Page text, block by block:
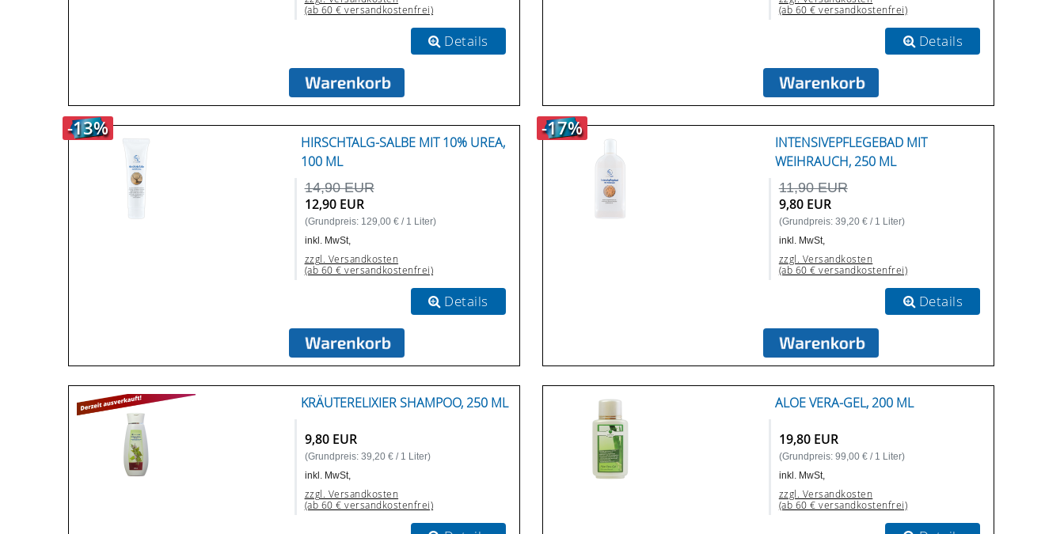
(ab 60 € versandkostenfrei)
Details
(ab 60 € versandkostenfrei)
Details
-13%
HIRSCHTALG-SALBE MIT 10% UREA,
100 ML
14,90 EUR
12,90 EUR
(Grundpreis: 129,00 € / 1 Liter)
inkl. MwSt,
zzgl. Versandkosten
(ab 60 € versandkostenfrei)
Details
-17%
INTENSIVEPFLEGEBAD MIT
WEIHRAUCH, 250 ML
11,90 EUR
9,80 EUR
(Grundpreis: 39,20 € / 1 Liter)
inkl. MwSt,
zzgl. Versandkosten
(ab 60 € versandkostenfrei)
Details
KRÄUTERELIXIER SHAMPOO, 250 ML
9,80 EUR
(Grundpreis: 39,20 € / 1 Liter)
inkl. MwSt,
zzgl. Versandkosten
(ab 60 € versandkostenfrei)
ALOE VERA-GEL, 200 ML
19,80 EUR
(Grundpreis: 99,00 € / 1 Liter)
inkl. MwSt,
zzgl. Versandkosten
(ab 60 € versandkostenfrei)